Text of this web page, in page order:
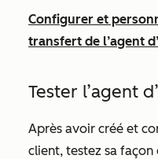
Configurer et
transfert de l’agent
Tester l’agent
Après avoir créé et
client, testez sa